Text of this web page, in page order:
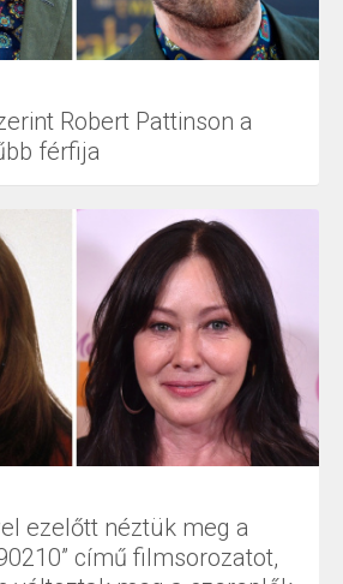
Robert Pattinson a
férfija
ezelőtt néztük meg a
című filmsorozatot,